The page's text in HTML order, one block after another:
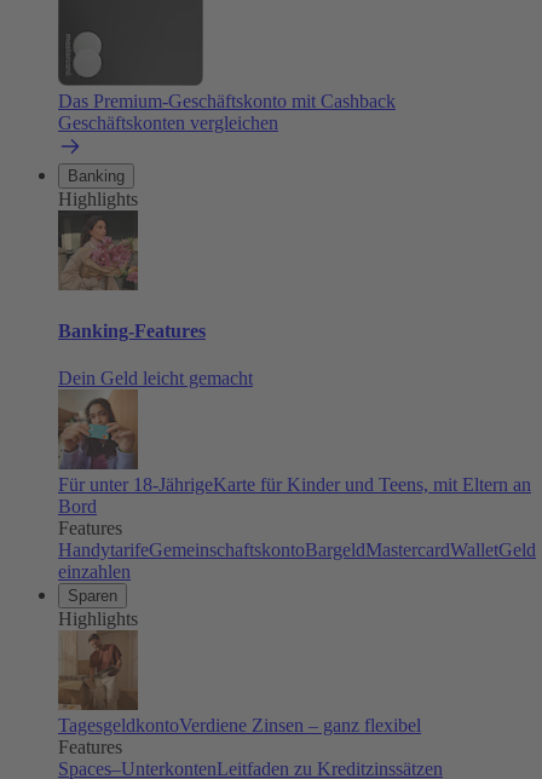
Das Premium-Geschäftskonto mit Cashback
Geschäftskonten vergleichen
Banking
Highlights
Banking-Features
Dein Geld leicht gemacht
Für unter 18-JährigeKarte für Kinder und Teens, mit Eltern an
Bord
Features
HandytarifeGemeinschaftskontoBargeldMastercardWalletGeld
einzahlen
Sparen
Highlights
TagesgeldkontoVerdiene Zinsen – ganz flexibel
Features
Spaces–UnterkontenLeitfaden zu Kreditzinssätzen